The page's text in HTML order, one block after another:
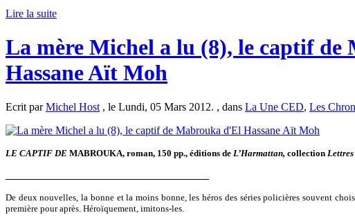
Lire la suite
La mère Michel a lu (8), le captif
Hassane Aït Moh
Ecrit parMichel Host , le Lundi, 05 Mars 2012. , dans La Une CED, Les
LE CAPTIF DE MABROUKA, roman, 150 pp., éditions de L’Harmattan, collection
De deux nouvelles, la bonne et la moins bonne, les héros des séries policières souvent
première pour après. Héroïquement, imitons-les.